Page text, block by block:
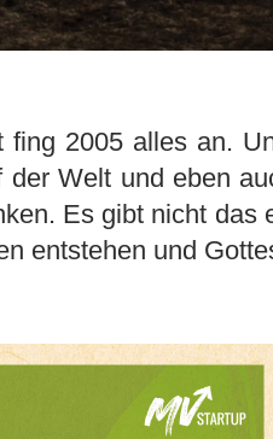
fing 2005 alles an.
Welt und eben
Es gibt nicht
entstehen und